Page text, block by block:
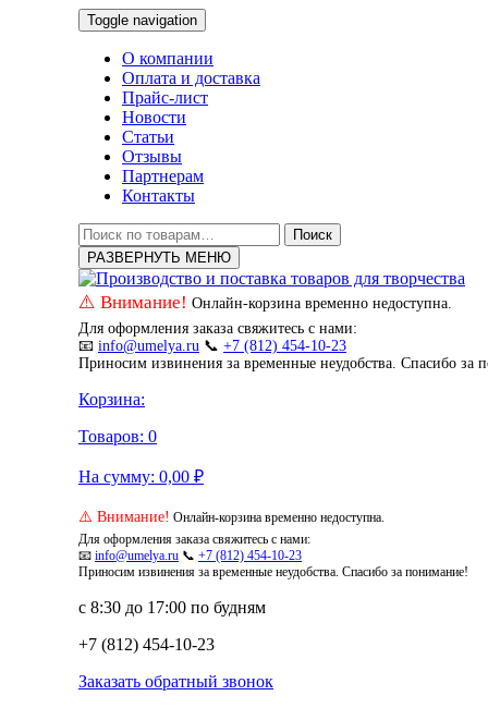
Toggle navigation
О компании
Оплата и доставка
Прайс-лист
Новости
Статьи
Отзывы
Партнерам
Контакты
Искать:
Поиск
РАЗВЕРНУТЬ МЕНЮ
⚠️ Внимание! Онлайн-корзина временно недоступна.
Для оформления заказа свяжитесь с нами:
📧 info@umelya.ru 📞 +7 (812) 454-10-23
Приносим извинения за временные неудобства. Спасибо за
Корзина:
Товаров: 0
На сумму: 0,00 ₽
⚠️ Внимание! Онлайн-корзина временно недоступна.
Для оформления заказа свяжитесь с нами:
📧 info@umelya.ru 📞 +7 (812) 454-10-23
Приносим извинения за временные неудобства. Спасибо за понимание!
с 8:30 до 17:00 по будням
+7 (812) 454-10-23
Заказать обратный звонок